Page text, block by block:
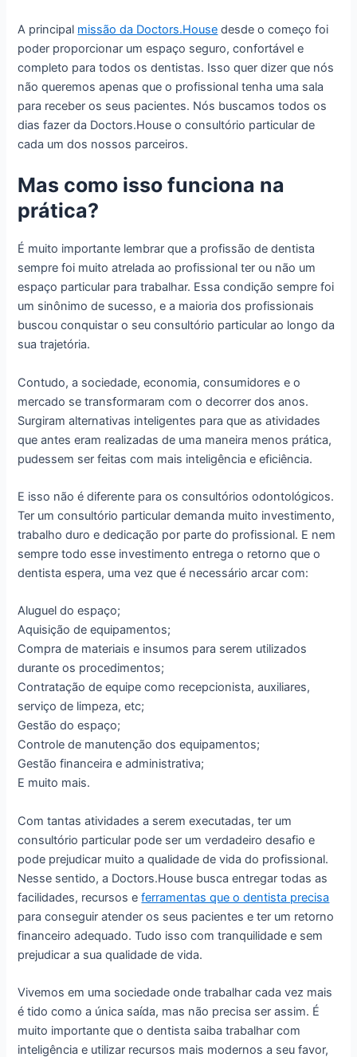
A principal missão da Doctors.House desde o começo foi
poder proporcionar um espaço seguro, confortável e
completo para todos os dentistas. Isso quer dizer que nós
não queremos apenas que o profissional tenha uma sala
para receber os seus pacientes. Nós buscamos todos os
dias fazer da Doctors.House o consultório particular de
cada um dos nossos parceiros.
Mas como isso funciona na
prática?
É muito importante lembrar que a profissão de dentista
sempre foi muito atrelada ao profissional ter ou não um
espaço particular para trabalhar. Essa condição sempre foi
um sinônimo de sucesso, e a maioria dos profissionais
buscou conquistar o seu consultório particular ao longo da
sua trajetória.
Contudo, a sociedade, economia, consumidores e o
mercado se transformaram com o decorrer dos anos.
Surgiram alternativas inteligentes para que as atividades
que antes eram realizadas de uma maneira menos prática,
pudessem ser feitas com mais inteligência e eficiência.
E isso não é diferente para os consultórios odontológicos.
Ter um consultório particular demanda muito investimento,
trabalho duro e dedicação por parte do profissional. E nem
sempre todo esse investimento entrega o retorno que o
dentista espera, uma vez que é necessário arcar com:
Aluguel do espaço;
Aquisição de equipamentos;
Compra de materiais e insumos para serem utilizados
durante os procedimentos;
Contratação de equipe como recepcionista, auxiliares,
serviço de limpeza, etc;
Gestão do espaço;
Controle de manutenção dos equipamentos;
Gestão financeira e administrativa;
E muito mais.
Com tantas atividades a serem executadas, ter um
consultório particular pode ser um verdadeiro desafio e
pode prejudicar muito a qualidade de vida do profissional.
Nesse sentido, a Doctors.House busca entregar todas as
facilidades, recursos eferramentas que o dentista precisa
para conseguir atender os seus pacientes e ter um retorno
financeiro adequado. Tudo isso com tranquilidade e sem
prejudicar a sua qualidade de vida.
Vivemos em uma sociedade onde trabalhar cada vez mais
é tido como a única saída, mas não precisa ser assim. É
muito importante que o dentista saiba trabalhar com
inteligência e utilizar recursos mais modernos a seu favor,